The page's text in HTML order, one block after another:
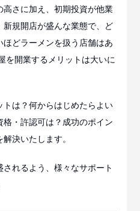
さに加え、初期投資が他業
規開店が盛んな業態で、ど
どラーメンを扱う店舗はあ
を開業するメリットは大いに
は？何からはじめたらよい
・許認可は？成功のポイン
決いたします。
れるよう、様々なサポート